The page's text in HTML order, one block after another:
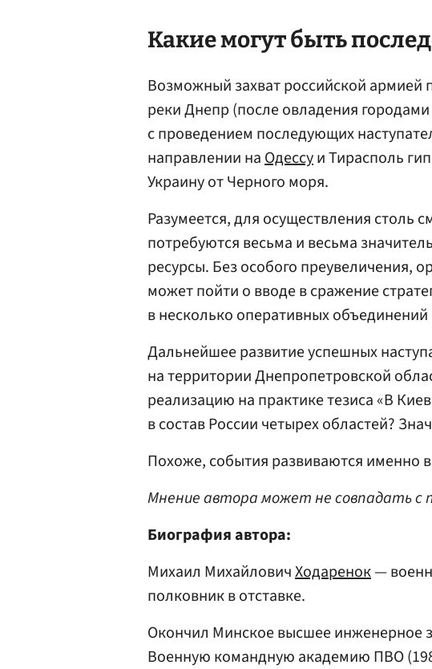
Какие могут быть
Возможный захват российской армией
реки Днепр (после овладения
с проведением последующих
направлении наОдессуи Тирасполь
Украину от Черного моря.
Разумеется, для осуществления столь
потребуются весьма и весьма
ресурсы. Без особого преувеличения,
может пойти о вводе в сражение
в несколько оперативных
Дальнейшее развитие успешных
на территории Днепропетровской
реализацию на практике тезиса «В
в состав России четырех областей?
Похоже, события развиваются именно
Мнение автора может не совпадать с
Биография автора:
Михаил МихайловичХодаренок—
полковник в отставке.
Окончил Минское высшее инженерное
Военную командную академию ПВО